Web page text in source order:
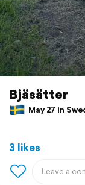
Bjäsätter
May 27 in
3 likes